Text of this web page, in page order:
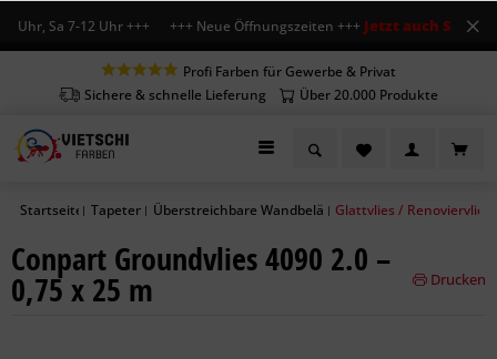
Uhr, Sa 7-12 Uhr +++ +++ Neue Öffnungszeiten +++Jetzt auch Sa
Profi Farben für Gewerbe & Privat
Sichere & schnelle Lieferung
Über 20.000 Produkte
Startseite | Tapeten | Überstreichbare Wandbeläge
| Glattvlies / Renoviervlies
Conpart Groundvlies 4090 2.0 –
0,75 x 25 m Drucken